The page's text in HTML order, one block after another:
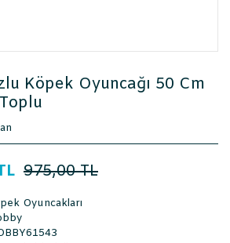
Köpek Oyuncağı 50 Cm
975,00 TL
Oyuncakları